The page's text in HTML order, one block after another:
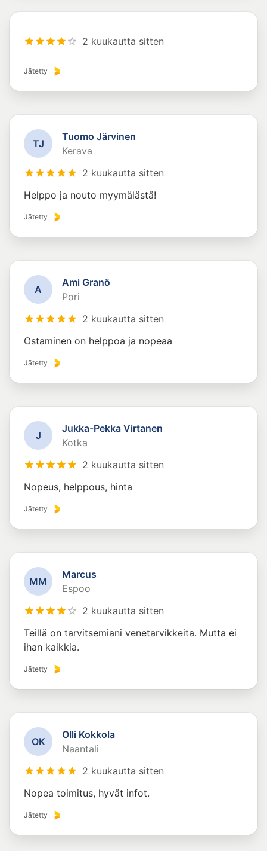
2 kuukautta sitten
Jätetty
TJ
Tuomo Järvinen
Kerava
2 kuukautta sitten
Helppo ja nouto myymälästä!
Jätetty
A
Ami Granö
Pori
2 kuukautta sitten
Ostaminen on helppoa ja nopeaa
Jätetty
J
Jukka-Pekka Virtanen
Kotka
2 kuukautta sitten
Nopeus, helppous, hinta
Jätetty
MM
Marcus
Espoo
2 kuukautta sitten
Teillä on tarvitsemiani venetarvikkeita. Mutta ei
ihan kaikkia.
Jätetty
OK
Olli Kokkola
Naantali
2 kuukautta sitten
Nopea toimitus, hyvät infot.
Jätetty